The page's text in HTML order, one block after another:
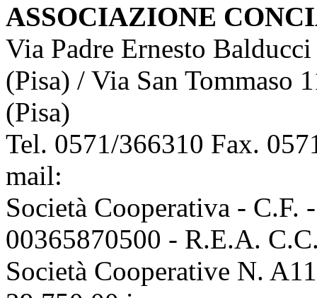
ASSOCIAZIONE
Via Padre Ernesto
(Pisa) / Via San Tommaso
(Pisa)
Tel. 0571/366310 Fax.
mail:
Società Cooperativa - C.F.
00365870500 - R.E.A.
Società Cooperative N.